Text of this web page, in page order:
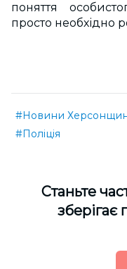
поняття
просто необхідно
#Новини
#Поліція
Cтаньте
зберігає